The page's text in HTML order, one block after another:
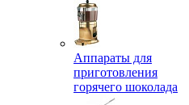
Аппараты для
приготовления
горячего шоколада